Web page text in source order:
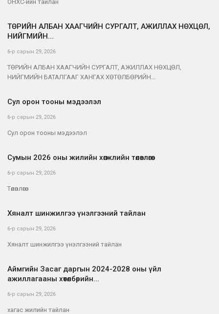
Ил тод байдал
Бодлого төлөвлөлт
ОНХС-ийн тайлан
ТӨРИЙН АЛБАН ХААГЧИЙН СУРГАЛТ, АЖИЛЛАХ НӨХЦӨЛ,
НИЙГМИЙН...
6-р сарын 29, 2026
ТӨРИЙН АЛБАН ХААГЧИЙН СУРГАЛТ, АЖИЛЛАХ НӨХЦӨЛ,
НИЙГМИЙН БАТАЛГААГ ХАНГАХ ХӨТӨЛБӨРИЙН...
Сул орон тооны мэдээлэл
6-р сарын 29, 2026
Сул орон тооны мэдээлэл
Сумын 2026 оны жилийн хөгжлийн төлөвлөгөө
6-р сарын 29, 2026
Төлөвлөгөө
Хяналт шинжилгээ үнэлгээний тайлан
6-р сарын 29, 2026
Хяналт шинжилгээ үнэлгээний тайлан
Аймгийн Засаг даргын 2024-2028 оны үйл
ажиллагааны хөтөлбөрийн...
6-р сарын 29, 2026
хагас жилийн тайлан